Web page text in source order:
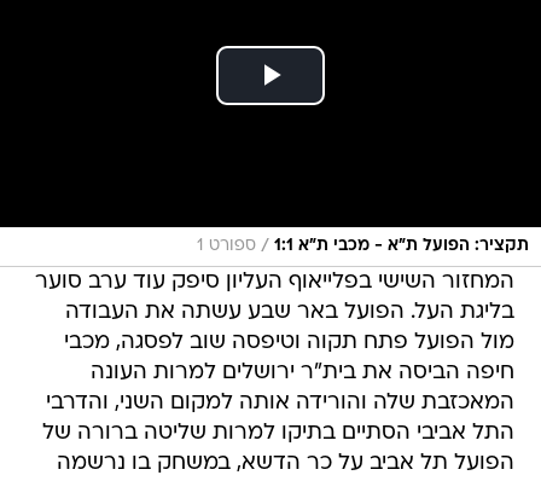
תקציר: הפועל ת"א - מכבי ת"א 1:1 / ספורט 1
המחזור השישי בפלייאוף העליון סיפק עוד ערב סוער
בליגת העל. הפועל באר שבע עשתה את העבודה
מול הפועל פתח תקוה וטיפסה שוב לפסגה, מכבי
חיפה הביסה את בית"ר ירושלים למרות העונה
המאכזבת שלה והורידה אותה למקום השני, והדרבי
התל אביבי הסתיים בתיקו למרות שליטה ברורה של
הפועל תל אביב על כר הדשא, במשחק בו נרשמה